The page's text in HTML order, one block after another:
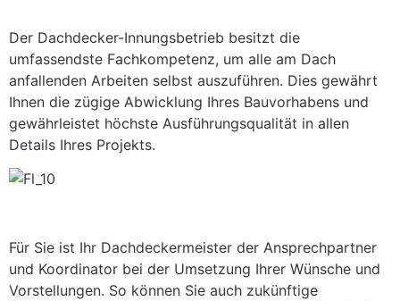
Der Dachdecker-Innungsbetrieb besitzt die
umfassendste Fachkompetenz, um alle am Dach
anfallenden Arbeiten selbst auszuführen. Dies gewährt
Ihnen die zügige Abwicklung Ihres Bauvorhabens und
gewährleistet höchste Ausführungsqualität in allen
Details Ihres Projekts.
Für Sie ist Ihr Dachdeckermeister der Ansprechpartner
und Koordinator bei der Umsetzung Ihrer Wünsche und
Vorstellungen. So können Sie auch zukünftige